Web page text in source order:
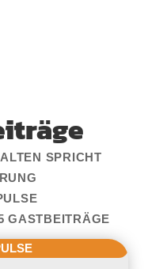
SPRICHT
GASTBEITRÄGE